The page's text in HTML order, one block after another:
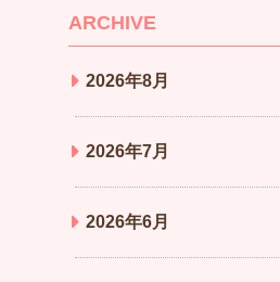
ARCHIVE
2026年8月
2026年7月
2026年6月